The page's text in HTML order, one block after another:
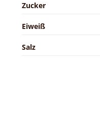
Zucker
Eiweiß
Salz